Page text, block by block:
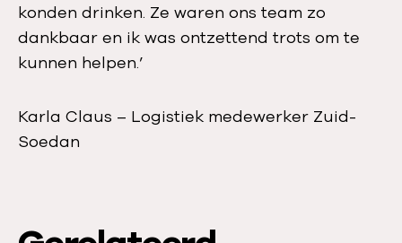
konden drinken. Ze waren ons team zo
dankbaar en ik was ontzettend trots om te
kunnen helpen.’
Karla Claus – Logistiek medewerker Zuid-
Soedan